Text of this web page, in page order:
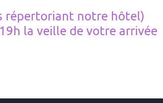
répertoriant notre hôtel)
la veille de votre arrivée